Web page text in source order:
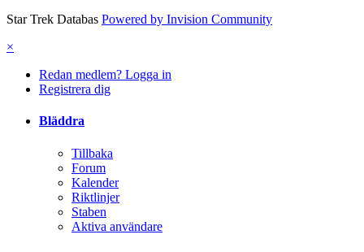
Star Trek Databas Powered by Invision Community
×
Redan medlem? Logga in
Registrera dig
Bläddra
Tillbaka
Forum
Kalender
Riktlinjer
Staben
Aktiva användare